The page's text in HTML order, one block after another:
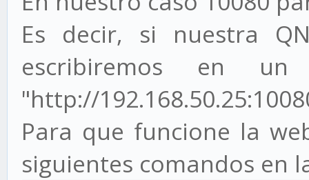
Es decir, si nuestra
escribiremos en
"http://
Para que funcione la
siguientes comandos en